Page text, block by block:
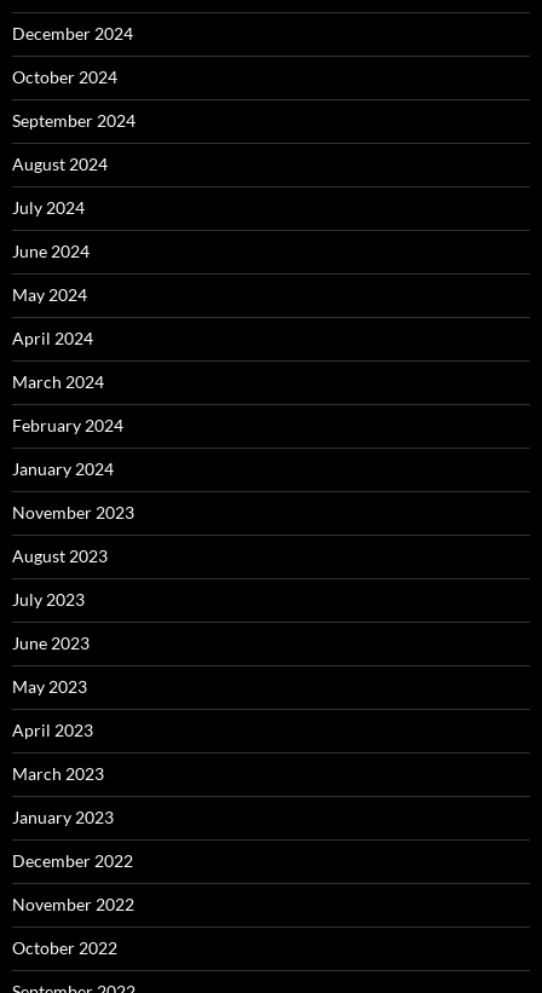
December 2024
October 2024
September 2024
August 2024
July 2024
June 2024
May 2024
April 2024
March 2024
February 2024
January 2024
November 2023
August 2023
July 2023
June 2023
May 2023
April 2023
March 2023
January 2023
December 2022
November 2022
October 2022